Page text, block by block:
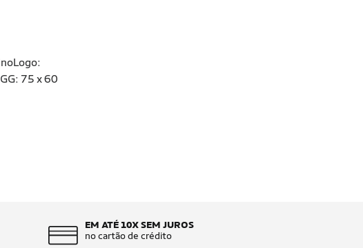
75 x 60
EM ATÉ 10X SEM JUROS
no cartão de crédito